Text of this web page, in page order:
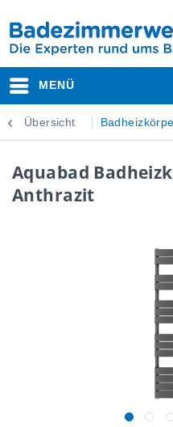
MENÜ
Übersicht
Aquabad
Anthrazit